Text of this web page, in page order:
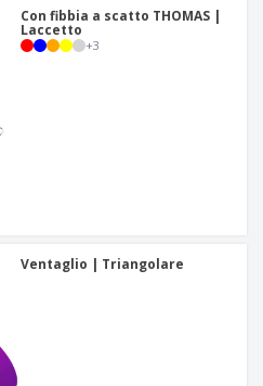
Con fibbia a scatto THOMAS |
Laccetto
+3
Ventaglio | Triangolare